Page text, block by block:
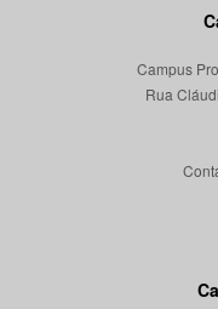
Campus
Rua